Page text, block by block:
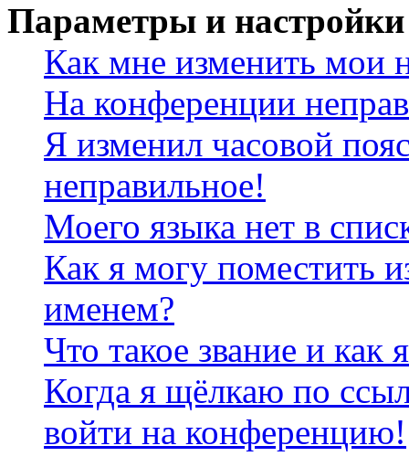
Параметры и настройки
Как мне изменить мои
На конференции
Я изменил часовой
неправильное!
Моего языка нет в
Как я могу поместить
именем?
Что такое звание и как
Когда я щёлкаю по
войти на конференцию!